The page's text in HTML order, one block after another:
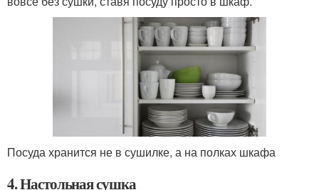
Посуда хранится не в сушилке, а на полках шкафа
4. Настольная сушка